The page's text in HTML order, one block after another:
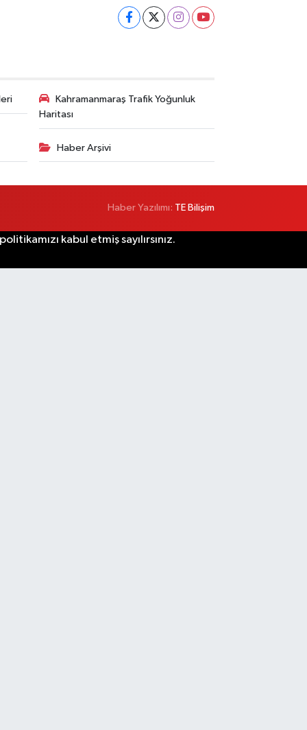
Kahramanmaraş Trafik Yoğunluk
Haritası
Haber Arşivi
Haber Yazılımı: TE Bilişim
kabul etmiş sayılırsınız.